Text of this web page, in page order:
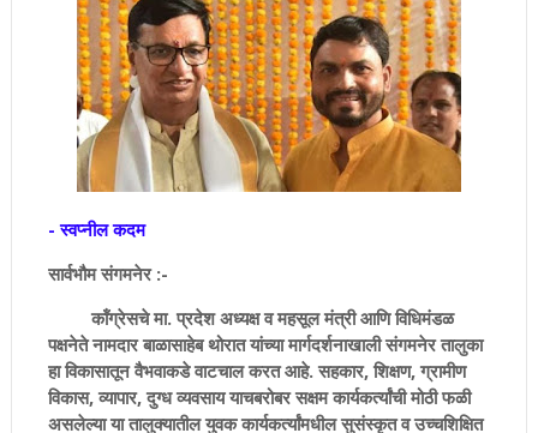
- स्वप्नील कदम
सार्वभौम संगमनेर :-
कॉंग्रेसचे मा. प्रदेश अध्यक्ष व महसूल मंत्री आणि विधिमंडळ
पक्षनेते नामदार बाळासाहेब थोरात यांच्या मार्गदर्शनाखाली संगमनेर तालुका
हा विकासातून वैभवाकडे वाटचाल करत आहे. सहकार, शिक्षण, ग्रामीण
विकास, व्यापार, दुग्ध व्यवसाय याचबरोबर सक्षम कार्यकर्त्यांची मोठी फळी
असलेल्या या तालुक्यातील युवक कार्यकर्त्यांमधील सुसंस्कृत व उच्चशिक्षित